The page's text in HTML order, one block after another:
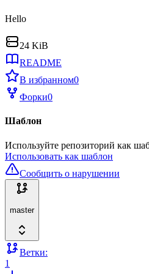
Hello
24 KiB
README
В избранном0
Форки0
Шаблон
Используйте репозиторий как
Использовать как шаблон
Сообщить о нарушении
master
Ветки:
1